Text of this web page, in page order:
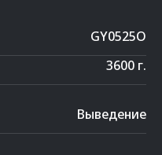
GY0525O
3600 г.
Выведение